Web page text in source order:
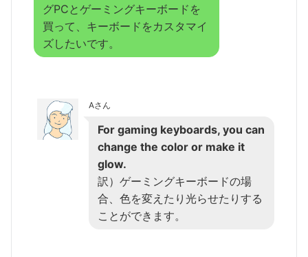
グPCとゲーミングキーボードを
買って、キーボードをカスタマイ
ズしたいです。
Aさん
For gaming keyboards, you can
change the color or make it
glow.
訳）ゲーミングキーボードの場
合、色を変えたり光らせたりする
ことができます。